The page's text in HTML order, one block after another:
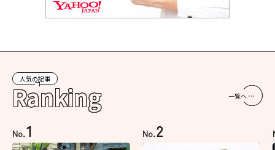
人気の記事
Ranking 一覧へ
No.1 No.2